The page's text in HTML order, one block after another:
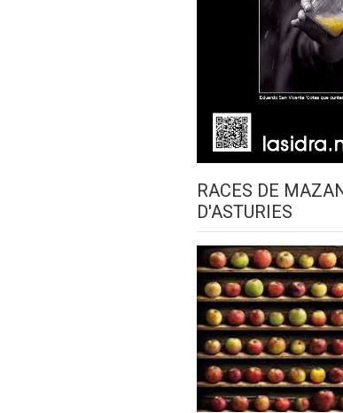
RACES DE
D'ASTURIES